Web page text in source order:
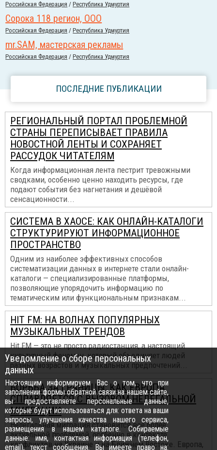
Российcкая Федерация /Республика Удмуртия
Сорока 118 регион, ООО
Российcкая Федерация /Республика Удмуртия
mr.SAM, мастерская рекламы
Российcкая Федерация /Республика Удмуртия
ПОСЛЕДНИЕ ПУБЛИКАЦИИ
РЕГИОНАЛЬНЫЙ ПОРТАЛ ПРОБЛЕМНОЙ
СТРАНЫ ПЕРЕПИСЫВАЕТ ПРАВИЛА
НОВОСТНОЙ ЛЕНТЫ И СОХРАНЯЕТ
РАССУДОК ЧИТАТЕЛЯМ
Когда информационная лента пестрит тревожными
сводками, особенно ценно находить ресурсы, где
подают события без нагнетания и дешёвой
сенсационности...
СИСТЕМА В ХАОСЕ: КАК ОНЛАЙН-КАТАЛОГИ
СТРУКТУРИРУЮТ ИНФОРМАЦИОННОЕ
ПРОСТРАНСТВО
Одним из наиболее эффективных способов
систематизации данных в интернете стали онлайн-
каталоги — специализированные платформы,
позволяющие упорядочить информацию по
тематическим или функциональным признакам...
HIT FM: НА ВОЛНАХ ПОПУЛЯРНЫХ
МУЗЫКАЛЬНЫХ ТРЕНДОВ
Hit FM — это не просто радиостанция, а настоящий
культурный феномен, который объединяет людей
разных возрастов и музыкальных предпочтений...
БОРЬБА ЗА ГРАНИЦЫ: КАК ЕВРОПА
СПРАВЛЯЕТСЯ С ВЫЗОВОМ НЕЛЕГАЛЬНОЙ
МИГРАЦИИ
Нелегальная миграция становится все более
актуальной проблемой, особенно в контексте
конфликтов на Украине и на Ближнем Востоке. Европа,
Уведомление о сборе персональных
данных
Настоящим информируем Вас о том, что при
заполнении формы обратной связи на нашем сайте,
вы предоставляете персональные данные,
которые будут использоваться для: ответа на ваши
запросы, улучшения качества нашего сервиса,
размещения в нашем каталоге. Собираемые
данные: имя, контактная информация (телефон,
email), текст сообщения. Вы имеете право на: